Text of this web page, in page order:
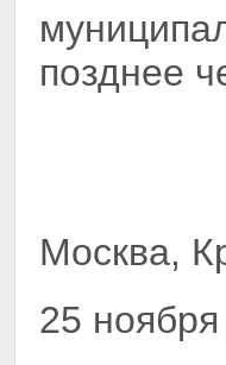
позднее
Москва,
25